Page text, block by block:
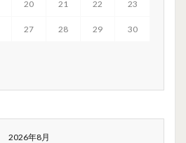
20 21 22 23
27 28 29 30
2026年8月